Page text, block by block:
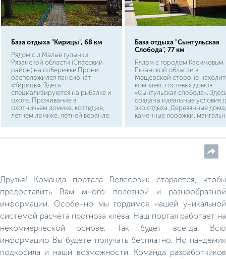
База отдыха "Кирицы", 68 км
Рядом с д.Малые гулынки
Рязанской области (Спасский
район) на побережье Прони
расположился пансионат
«Кирицы». Здесь
специализируются на рыбалке и
охоте. Проживание в
охотничьем домике, коттедже,
летнем домике, летней веранде,
База отдыха "Сынтульская
Слобода", 77 км
Рядом с городом Касимовым
Рязанской области в
Мещёрской стороне
комплекс гостевых домов
«Сынтульская слобода».
созданы идеальные условия
эко отдыха. Деревянные дома,
каменные дорожки,
Друзья! Команда портала Велесовик старается, чтобы
предоставить Вам много полезной и разнообразной
информации. Особенно мы гордимся нашей уникальной
системой расчёта прогноза клёва. Наш портал работает на
некоммерческой основе. Так будет всегда. Всю
информацию Вы будете получать бесплатно. Но пандемия
подкосила и наши возможности. Команда разработчиков